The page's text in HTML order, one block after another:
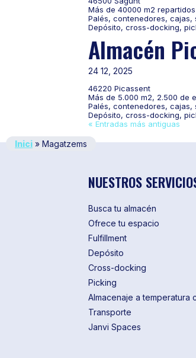
Más de 40000 m2
Palés, contenedores, cajas,
Depósito, cross-docking,
Almacén
24 12, 2025
46220 Picassent
Más de 5.000 m2, 2.500 de
Palés, contenedores, cajas,
Depósito, cross-docking,
« Entradas más antiguas
Inici » Magatzems
NUESTROS
Busca tu almacén
Ofrece tu espacio
Fulfillment
Depósito
Cross-docking
Picking
Almacenaje a temperatura
Transporte
Janvi Spaces